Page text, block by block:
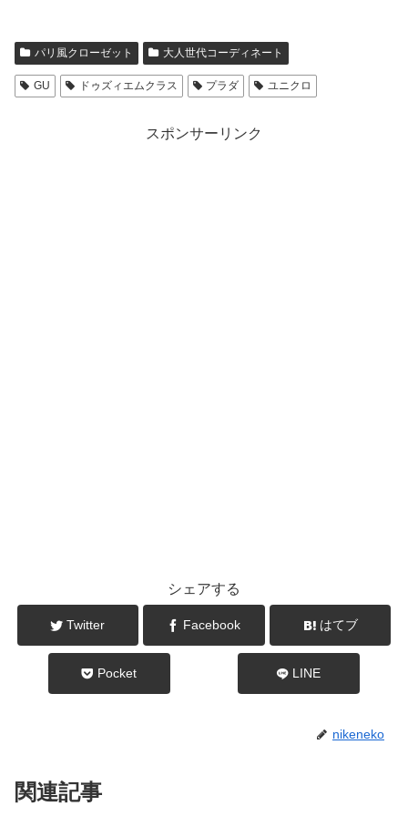
パリ風クローゼット 大人世代コーディネート
GU ドゥズィエムクラス プラダ ユニクロ
スポンサーリンク
シェアする
Twitter Facebook はてブ
Pocket LINE
nikeneko
関連記事